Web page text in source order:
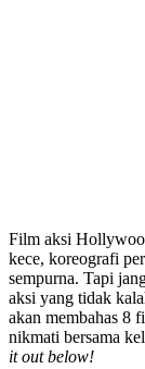
Film aksi
kece, koreografi
sempurna. Tapi
aksi yang tidak
akan membahas 8
nikmati bersama
it out below!